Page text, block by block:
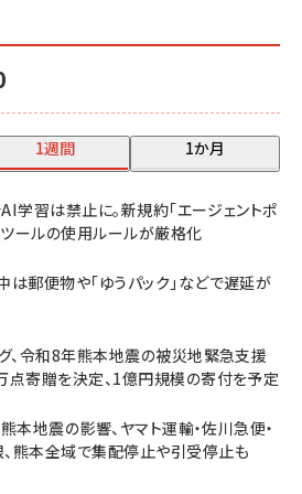
1週間 1か月
習は禁止に。新規約「エージェントポ
ツールの使用ルールが厳格化
は郵便物や「ゆうパック」などで遅延が
グ、令和8年熊本地震の被災地緊急支援
点寄贈を決定、1億円規模の寄付を予定
本地震の影響、ヤマト運輸・佐川急便・
熊本全域で集配停止や引受停止も